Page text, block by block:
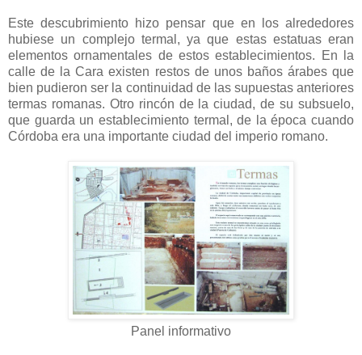
Este descubrimiento hizo pensar que en los alrededores
hubiese un complejo termal, ya que estas estatuas eran
elementos ornamentales de estos establecimientos. En la
calle de la Cara existen restos de unos baños árabes que
bien pudieron ser la continuidad de las supuestas anteriores
termas romanas. Otro rincón de la ciudad, de su subsuelo,
que guarda un establecimiento termal, de la época cuando
Córdoba era una importante ciudad del imperio romano.
Panel informativo